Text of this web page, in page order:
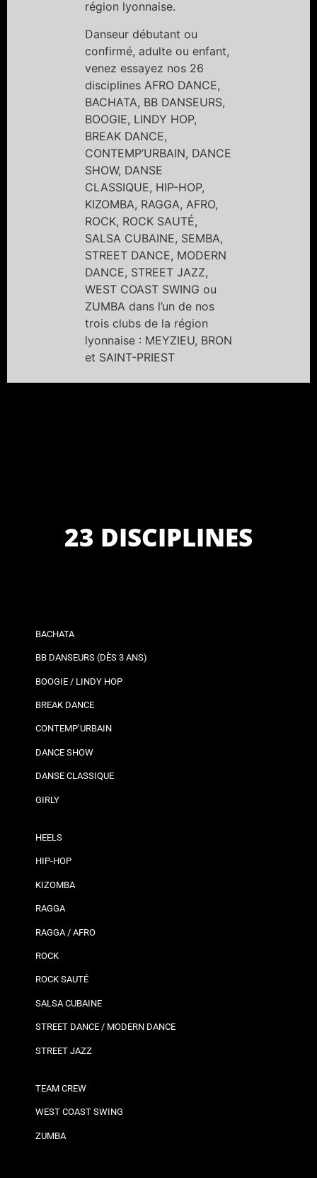
région lyonnaise.
Danseur débutant ou
confirmé, adulte ou enfant,
venez essayez nos 26
disciplines AFRO DANCE,
BACHATA, BB DANSEURS,
BOOGIE, LINDY HOP,
BREAK DANCE,
CONTEMP’URBAIN, DANCE
SHOW, DANSE
CLASSIQUE, HIP-HOP,
KIZOMBA, RAGGA, AFRO,
ROCK, ROCK SAUTÉ,
SALSA CUBAINE, SEMBA,
STREET DANCE, MODERN
DANCE, STREET JAZZ,
WEST COAST SWING ou
ZUMBA dans l’un de nos
trois clubs de la région
lyonnaise : MEYZIEU, BRON
et SAINT-PRIEST
23 DISCIPLINES
BACHATA
BB DANSEURS (DÈS 3 ANS)
BOOGIE / LINDY HOP
BREAK DANCE
CONTEMP’URBAIN
DANCE SHOW
DANSE CLASSIQUE
GIRLY
HEELS
HIP-HOP
KIZOMBA
RAGGA
RAGGA / AFRO
ROCK
ROCK SAUTÉ
SALSA CUBAINE
STREET DANCE / MODERN DANCE
STREET JAZZ
TEAM CREW
WEST COAST SWING
ZUMBA